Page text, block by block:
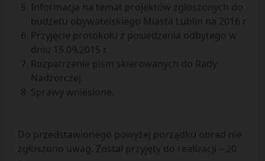
Informacja na temat projektów zgłoszonych do
budżetu obywatelskiego Miasta Lublin na 2016 r
Przyjęcie protokołu z posiedzenia odbytego w
dniu 15.09.2015 r.
Rozpatrzenie pism skierowanych do Rady
Nadzorczej.
Sprawy wniesione.
Do przedstawionego powyżej porządku obrad nie
zgłoszono uwag. Został przyjęty do realizacji – 20